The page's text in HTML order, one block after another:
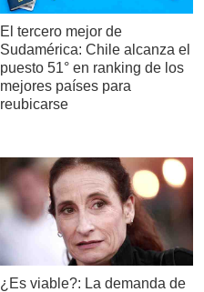
El tercero mejor de
Sudamérica: Chile alcanza el
puesto 51° en ranking de los
mejores países para
reubicarse
¿Es viable?: La demanda de